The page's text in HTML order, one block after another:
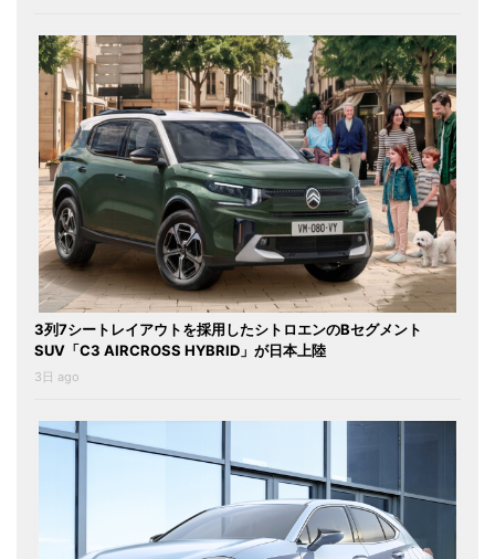
3列7シートレイアウトを採用したシトロエンのBセグメント
SUV「C3 AIRCROSS HYBRID」が日本上陸
3日 ago